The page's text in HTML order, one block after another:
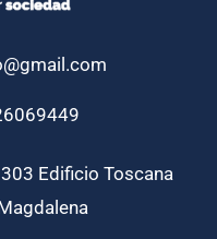
Edificio Toscana